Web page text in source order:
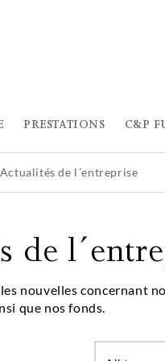
PRESTATIONS C&P
Actualités de l´entreprise
de
nouvelles concernant
que nos fonds.